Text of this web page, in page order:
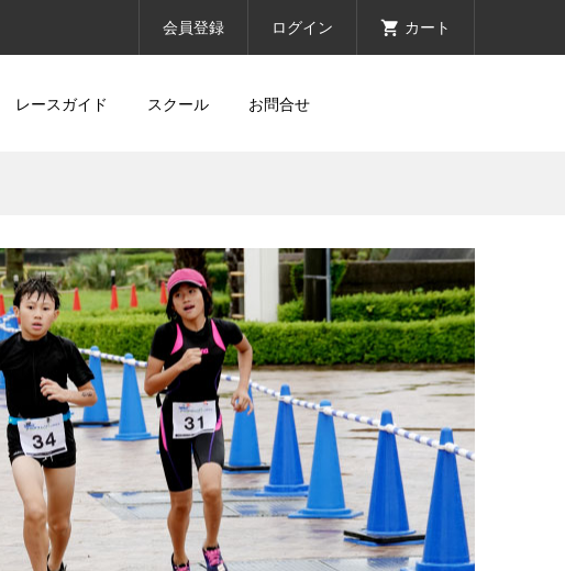
会員登録 ログイン カート
レースガイド スクール お問合せ